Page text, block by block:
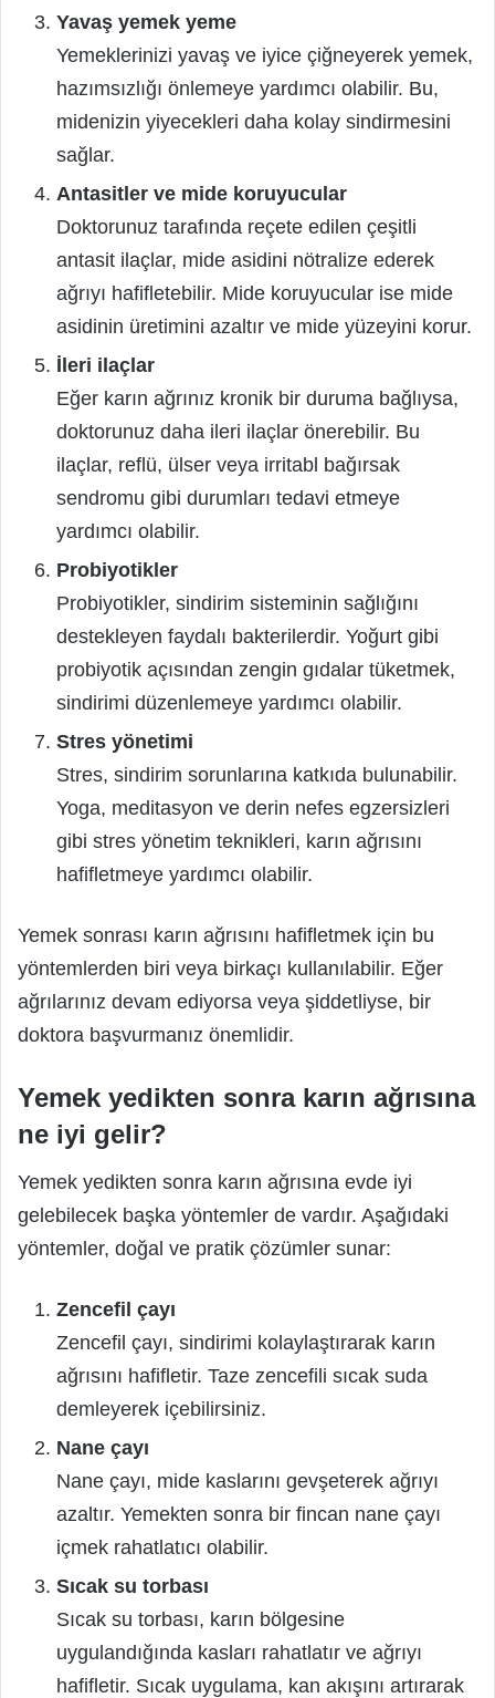
Yavaş yemek yeme
Yemeklerinizi yavaş ve iyice çiğneyerek yemek,
hazımsızlığı önlemeye yardımcı olabilir. Bu,
midenizin yiyecekleri daha kolay sindirmesini
sağlar.
Antasitler ve mide koruyucular
Doktorunuz tarafında reçete edilen çeşitli
antasit ilaçlar, mide asidini nötralize ederek
ağrıyı hafifletebilir. Mide koruyucular ise mide
asidinin üretimini azaltır ve mide yüzeyini korur.
İleri ilaçlar
Eğer karın ağrınız kronik bir duruma bağlıysa,
doktorunuz daha ileri ilaçlar önerebilir. Bu
ilaçlar, reflü, ülser veya irritabl bağırsak
sendromu gibi durumları tedavi etmeye
yardımcı olabilir.
Probiyotikler
Probiyotikler, sindirim sisteminin sağlığını
destekleyen faydalı bakterilerdir. Yoğurt gibi
probiyotik açısından zengin gıdalar tüketmek,
sindirimi düzenlemeye yardımcı olabilir.
Stres yönetimi
Stres, sindirim sorunlarına katkıda bulunabilir.
Yoga, meditasyon ve derin nefes egzersizleri
gibi stres yönetim teknikleri, karın ağrısını
hafifletmeye yardımcı olabilir.
Yemek sonrası karın ağrısını hafifletmek için bu
yöntemlerden biri veya birkaçı kullanılabilir. Eğer
ağrılarınız devam ediyorsa veya şiddetliyse, bir
doktora başvurmanız önemlidir.
Yemek yedikten sonra karın ağrısına
ne iyi gelir?
Yemek yedikten sonra karın ağrısına evde iyi
gelebilecek başka yöntemler de vardır. Aşağıdaki
yöntemler, doğal ve pratik çözümler sunar:
Zencefil çayı
Zencefil çayı, sindirimi kolaylaştırarak karın
ağrısını hafifletir. Taze zencefili sıcak suda
demleyerek içebilirsiniz.
Nane çayı
Nane çayı, mide kaslarını gevşeterek ağrıyı
azaltır. Yemekten sonra bir fincan nane çayı
içmek rahatlatıcı olabilir.
Sıcak su torbası
Sıcak su torbası, karın bölgesine
uygulandığında kasları rahatlatır ve ağrıyı
hafifletir. Sıcak uygulama, kan akışını artırarak